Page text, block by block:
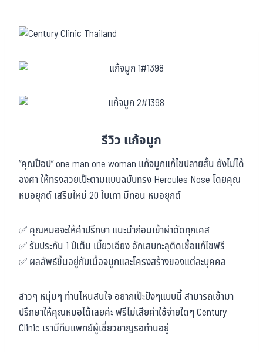
รีวิว แก้จมูก
“คุณป๊อป” one man one woman แก้จมูกแก้ไขปลายสั้น ยังไม่ได้
องศา ให้ทรงสวยเป๊ะตามแบบฉบับทรง Hercules Nose โดยคุณ
หมอยุกต์ เสริมใหม่ 20 ใบเทา มีทอน หมอยุกต์
✅ คุณหมอจะให้คำปรึกษา แนะนำก่อนเข้าผ่าตัดทุกเคส
✅ รับประกัน 1 ปีเต็ม เบี้ยวเอียง อักเสบทะลุติดเชื้อแก้ไขฟรี
✅ ผลลัพธ์ขึ้นอยู่กับเนื้อจมูกและโครงสร้างของแต่ละบุคคล
สาวๆ หนุ่มๆ ท่านไหนสนใจ อยากเป๊ะปังๆแบบนี้ สามารถเข้ามา
ปรึกษาให้คุณหมอได้เลยค่ะ ฟรีไม่เสียค่าใช้จ่ายใดๆ Century
Clinic เรามีทีมแพทย์ผู้เชี่ยวชาญรอท่านอยู่